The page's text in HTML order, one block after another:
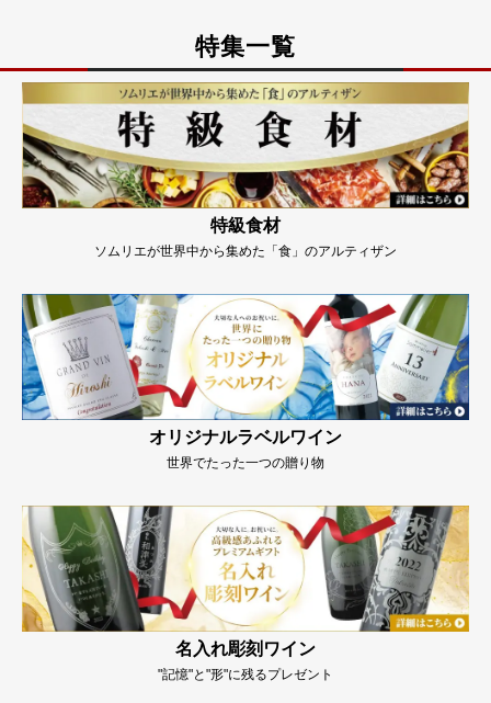
特集一覧
特級食材
ソムリエが世界中から集めた「食」のアルティザン
オリジナルラベルワイン
世界でたった一つの贈り物
名入れ彫刻ワイン
"記憶"と"形"に残るプレゼント